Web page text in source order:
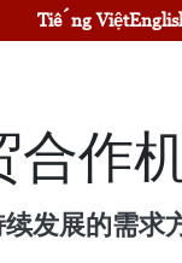
Tiếng Việt
合作
发展的需求